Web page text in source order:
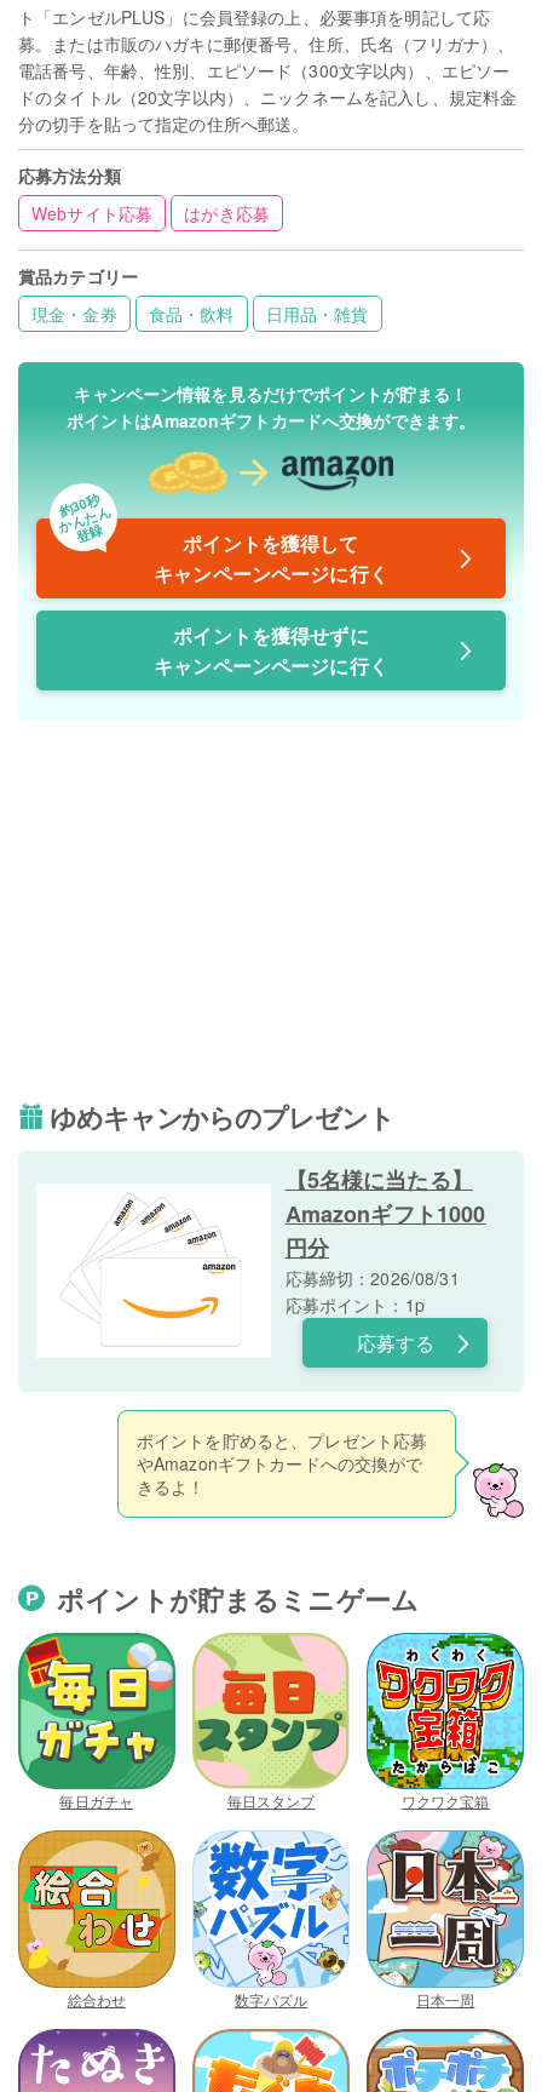
ト「エンゼルPLUS」に会員登録の上、必要事項を明記して応
募。または市販のハガキに郵便番号、住所、氏名（フリガナ）、
電話番号、年齢、性別、エピソード（300文字以内）、エピソー
ドのタイトル（20文字以内）、ニックネームを記入し、規定料金
分の切手を貼って指定の住所へ郵送。
応募方法分類
Webサイト応募
はがき応募
賞品カテゴリー
現金・金券
食品・飲料 日用品・雑貨
キャンペーン情報を見るだけでポイントが貯まる！
ポイントはAmazonギフトカードへ交換ができます。
約30秒
かんたん
登録
ポイントを獲得して
キャンペーンページに行く
ポイントを獲得せずに
キャンペーンページに行く
ゆめキャンからのプレゼント
【5名様に当たる】
Amazonギフト1000
円分
応募締切：2026/08/31
応募ポイント：1p
応募する
ポイントを貯めると、プレゼント応募
やAmazonギフトカードへの交換がで
きるよ！
ポイントが貯まるミニゲーム
毎日ガチャ 毎日スタンプ ワクワク宝箱
絵合わせ 数字パズル 日本一周